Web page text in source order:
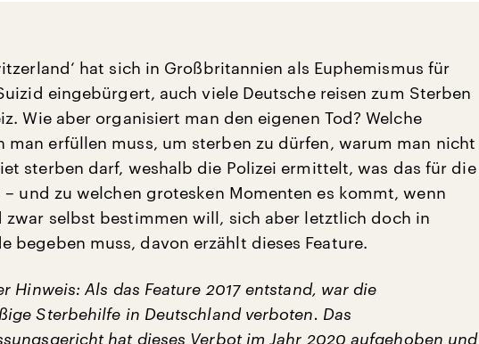
hat sich in Großbritannien als Euphemismus für
eingebürgert, auch viele Deutsche reisen zum Sterben
Wie aber organisiert man den eigenen Tod? Welche
man erfüllen muss, um sterben zu dürfen, warum man nicht
sterben darf, weshalb die Polizei ermittelt, was das für die
– und zu welchen grotesken Momenten es kommt, wenn
zwar selbst bestimmen will, sich aber letztlich doch in
begeben muss, davon erzählt dieses Feature.
Hinweis: Als das Feature 2017 entstand, war die
Sterbehilfe in Deutschland verboten. Das
hat dieses Verbot im Jahr 2020 aufgehoben und